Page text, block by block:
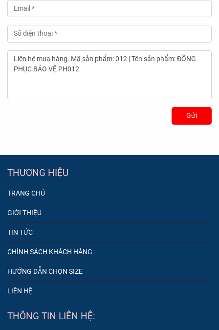
Gửi
THƯƠNG HIỆU
TRANG CHỦ
GIỚI THIỆU
TIN TỨC
CHÍNH SÁCH KHÁCH HÀNG
HƯỚNG DẪN CHỌN SIZE
LIÊN HỆ
THÔNG TIN LIÊN HỆ: